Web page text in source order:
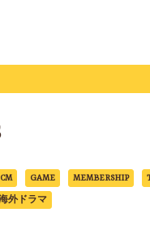
CM GAME MEMBERSHIP
外ドラマ